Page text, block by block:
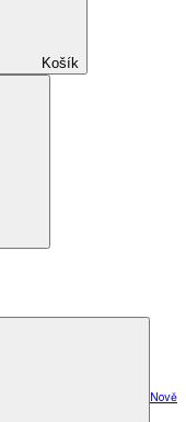
Košík
Nově